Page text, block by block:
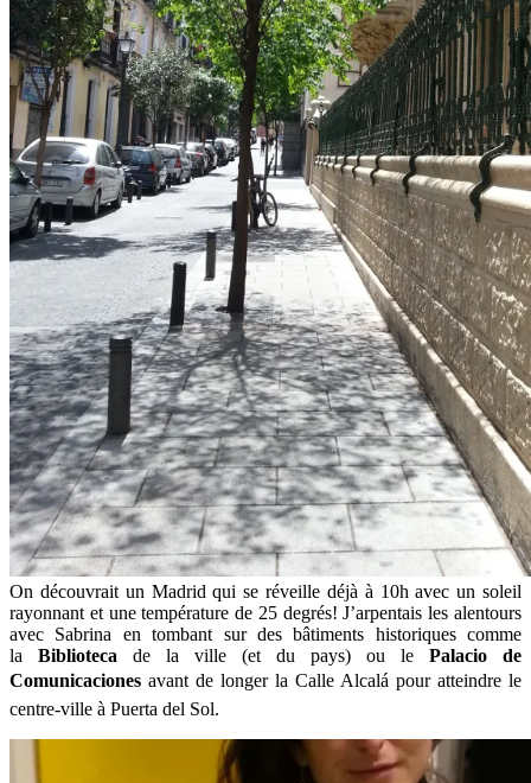
On découvrait un Madrid qui se réveille déjà à 10h avec un soleil
rayonnant et une température de 25 degrés! J’arpentais les alentours
avec Sabrina en tombant sur des bâtiments historiques comme
la Biblioteca de la ville (et du pays) ou le Palacio de
Comunicaciones avant de longer la Calle Alcalá pour atteindre le
centre-ville à Puerta del Sol.